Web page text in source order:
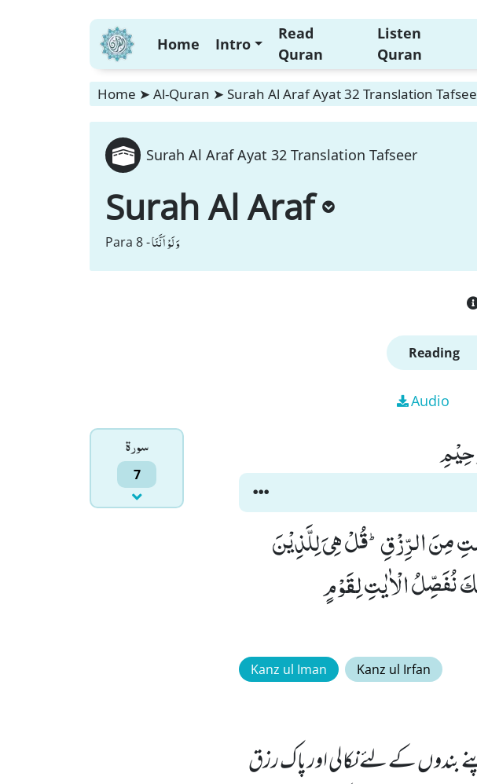
Home Intro
Read
Quran
Listen
Quran
Home ➤ Al-Quran ➤ Surah Al Araf Ayat 32 Translation
Surah Al Araf Ayat 32 Translation Tafseer
Surah Al Araf
Para 8 -وَ لَوْ اَنَّنَا
Reading
Audio
سورۃ
7
مِنَ الرِّزْقِؕ-قُلْ هِیَ لِلَّذِیْنَ
نُفَصِّلُ الْاٰیٰتِ لِقَوْمٍ
Kanz ul Iman Kanz ul Irfan
بندوں کے لئے نکالی اور پاک رزق